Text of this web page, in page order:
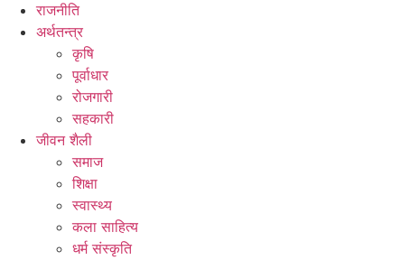
राजनीति
अर्थतन्त्र
कृषि
पूर्वाधार
रोजगारी
सहकारी
जीवन शैली
समाज
शिक्षा
स्वास्थ्य
कला साहित्य
धर्म संस्कृति